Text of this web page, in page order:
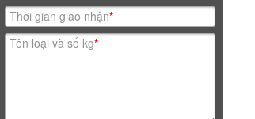
Thời gian giao nhận*
Tên loại và số kg*